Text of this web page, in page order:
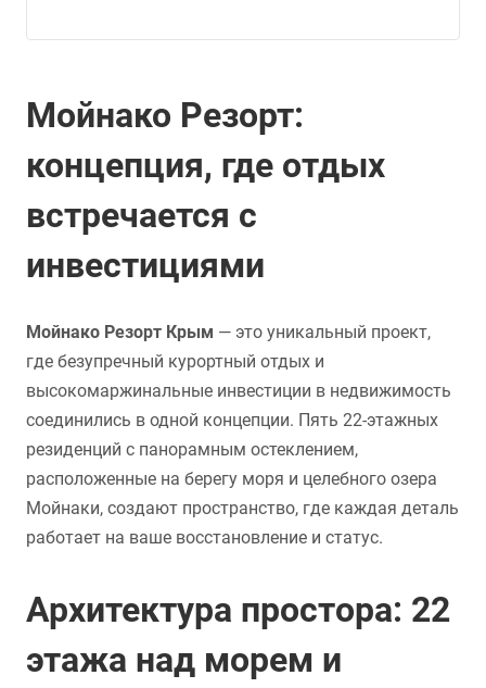
Мойнако Резорт:
концепция, где отдых
встречается с
инвестициями
Мойнако Резорт Крым — это уникальный проект,
где безупречный курортный отдых и
высокомаржинальные инвестиции в недвижимость
соединились в одной концепции. Пять 22-этажных
резиденций с панорамным остеклением,
расположенные на берегу моря и целебного озера
Мойнаки, создают пространство, где каждая деталь
работает на ваше восстановление и статус.
Архитектура простора: 22
этажа над морем и